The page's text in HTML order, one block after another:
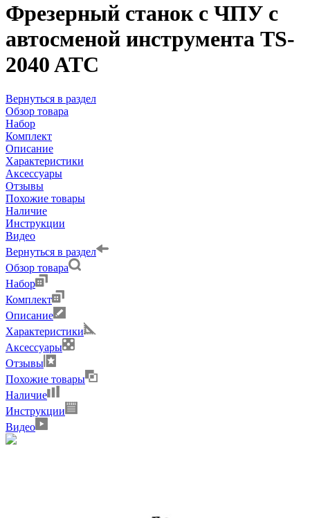
Фрезерный станок с ЧПУ с
автосменой инструмента TS-
2040 ATC
Вернуться в раздел
Обзор товара
Набор
Комплект
Описание
Характеристики
Аксессуары
Отзывы
Похожие товары
Наличие
Инструкции
Видео
Вернуться в раздел
Обзор товара
Набор
Комплект
Описание
Характеристики
Аксессуары
Отзывы
Похожие товары
Наличие
Инструкции
Видео